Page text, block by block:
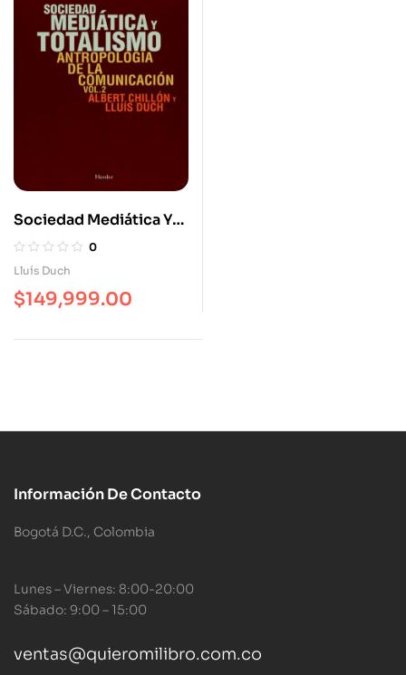
Sociedad Mediática Y
Totalismo.
Antropología De La
0
Lluís Duch
$149,999.00
Información De Contacto
Bogotá D.C., Colombia
Lunes – Viernes: 8:00-20:00
Sábado: 9:00 – 15:00
ventas@quieromilibro.com.co